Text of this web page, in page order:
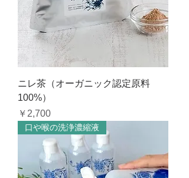
ニレ茶（オーガニック認定原料
100%）
価格
￥2,700
口や喉の洗浄濃縮液